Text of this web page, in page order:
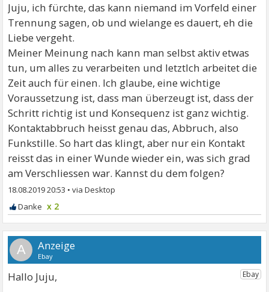
Juju, ich fürchte, das kann niemand im Vorfeld einer
Trennung sagen, ob und wielange es dauert, eh die
Liebe vergeht.
Meiner Meinung nach kann man selbst aktiv etwas
tun, um alles zu verarbeiten und letztlch arbeitet die
Zeit auch für einen. Ich glaube, eine wichtige
Voraussetzung ist, dass man überzeugt ist, dass der
Schritt richtig ist und Konsequenz ist ganz wichtig.
Kontaktabbruch heisst genau das, Abbruch, also
Funkstille. So hart das klingt, aber nur ein Kontakt
reisst das in einer Wunde wieder ein, was sich grad
am Verschliessen war. Kannst du dem folgen?
18.08.2019 20:53 •
x 2
A
Hallo Juju,